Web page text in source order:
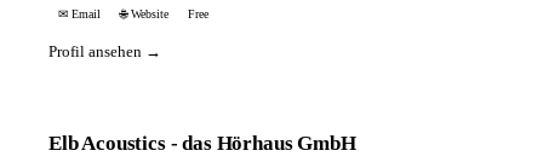
✉ Email 🌐 Website Free
Profil ansehen →
Elb Acoustics - das Hörhaus GmbH